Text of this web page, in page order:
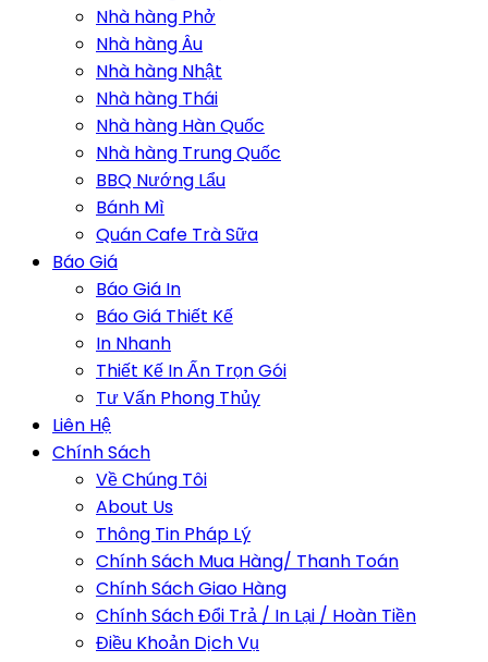
Nhà hàng Phở
Nhà hàng Âu
Nhà hàng Nhật
Nhà hàng Thái
Nhà hàng Hàn Quốc
Nhà hàng Trung Quốc
BBQ Nướng Lẩu
Bánh Mì
Quán Cafe Trà Sữa
Báo Giá
Báo Giá In
Báo Giá Thiết Kế
In Nhanh
Thiết Kế In Ấn Trọn Gói
Tư Vấn Phong Thủy
Liên Hệ
Chính Sách
Về Chúng Tôi
About Us
Thông Tin Pháp Lý
Chính Sách Mua Hàng/ Thanh Toán
Chính Sách Giao Hàng
Chính Sách Đổi Trả / In Lại / Hoàn Tiền
Điều Khoản Dịch Vụ